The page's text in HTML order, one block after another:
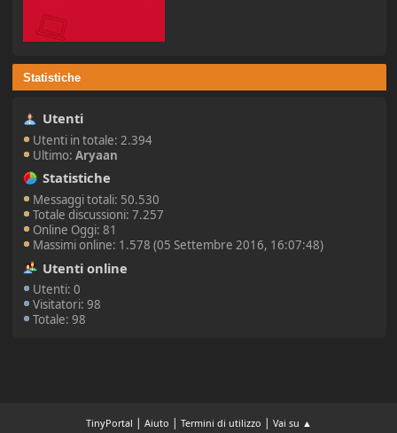
Statistiche
Utenti
Utenti in totale: 2.394
Ultimo:Aryaan
Statistiche
Messaggi totali: 50.530
Totale discussioni: 7.257
Online Oggi: 81
Massimi online: 1.578 (05 Settembre 2016, 16:07:48)
Utenti online
Utenti: 0
Visitatori: 98
Totale: 98
TinyPortal | Aiuto | Termini di utilizzo | Vai su ▲